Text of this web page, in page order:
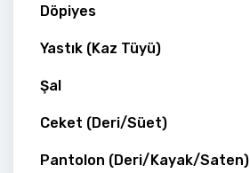
Döpiyes
Yastık (Kaz Tüyü)
Şal
Ceket (Deri/Süet)
Pantolon (Deri/Kayak/Saten)